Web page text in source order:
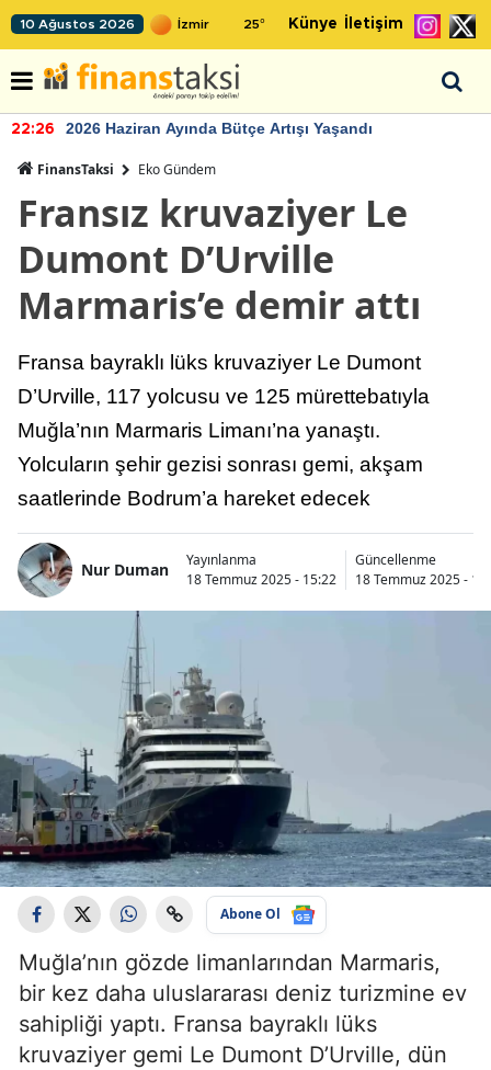
10 Ağustos 2026 25° Künye İletişim
22:26 2026 Haziran Ayında Bütçe Artışı Yaşandı
FinansTaksi Eko Gündem
Fransız kruvaziyer Le
Dumont D’Urville
Marmaris’e demir attı
Fransa bayraklı lüks kruvaziyer Le Dumont
D’Urville, 117 yolcusu ve 125 mürettebatıyla
Muğla’nın Marmaris Limanı’na yanaştı.
Yolcuların şehir gezisi sonrası gemi, akşam
saatlerinde Bodrum’a hareket edecek
Nur Duman
Yayınlanma
18 Temmuz 2025 - 15:22
Güncellenme
18 Temmuz 2025 -
Abone Ol
Muğla’nın gözde limanlarından Marmaris,
bir kez daha uluslararası deniz turizmine ev
sahipliği yaptı. Fransa bayraklı lüks
kruvaziyer gemi Le Dumont D’Urville, dün